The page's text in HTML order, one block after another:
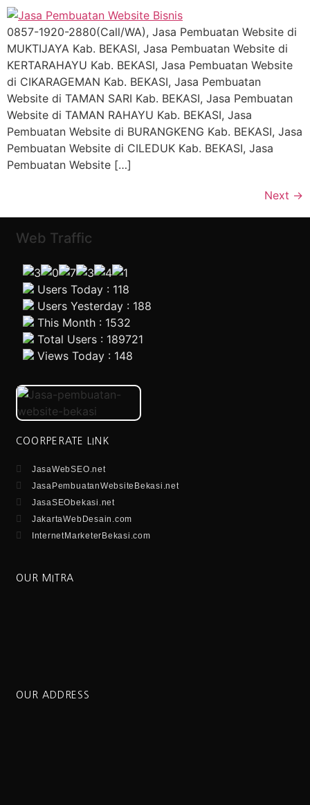
0857-1920-2880(Call/WA), Jasa Pembuatan Website di
MUKTIJAYA Kab. BEKASI, Jasa Pembuatan Website di
KERTARAHAYU Kab. BEKASI, Jasa Pembuatan Website
di CIKARAGEMAN Kab. BEKASI, Jasa Pembuatan
Website di TAMAN SARI Kab. BEKASI, Jasa Pembuatan
Website di TAMAN RAHAYU Kab. BEKASI, Jasa
Pembuatan Website di BURANGKENG Kab. BEKASI, Jasa
Pembuatan Website di CILEDUK Kab. BEKASI, Jasa
Pembuatan Website […]
Next →
Web Traffic
Users Today : 118
Users Yesterday : 188
This Month : 1532
Total Users : 189721
Views Today : 148
COORPERATE LINK
JasaWebSEO.net
JasaPembuatanWebsiteBekasi.net
JasaSEObekasi.net
JakartaWebDesain.com
InternetMarketerBekasi.com
OUR MITRA
OUR ADDRESS